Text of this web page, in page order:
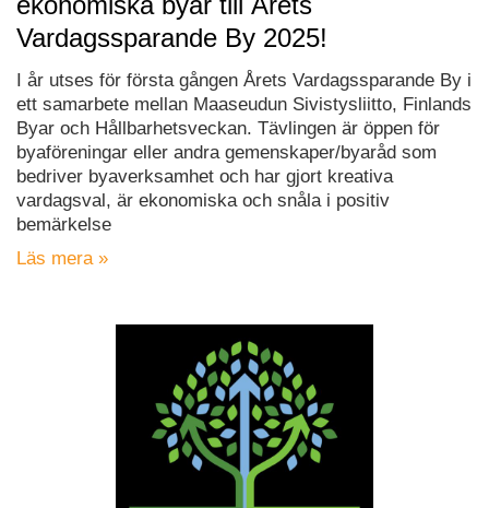
Vardagssparande By 2025!
I år utses för första gången Årets Vardagssparande By i
ett samarbete mellan Maaseudun Sivistysliitto, Finlands
Byar och Hållbarhetsveckan. Tävlingen är öppen för
byaföreningar eller andra gemenskaper/byaråd som
bedriver byaverksamhet och har gjort kreativa
vardagsval, är ekonomiska och snåla i positiv
bemärkelse
Läs mera »